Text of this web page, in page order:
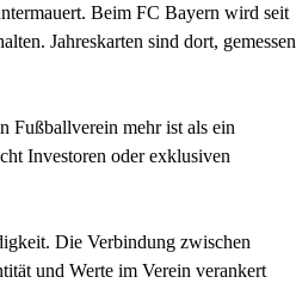
Beim FC Bayern wird seit
Jahreskarten sind dort, gemessen
Fußballverein mehr ist als ein
Investoren oder exklusiven
Die Verbindung zwischen
und Werte im Verein verankert